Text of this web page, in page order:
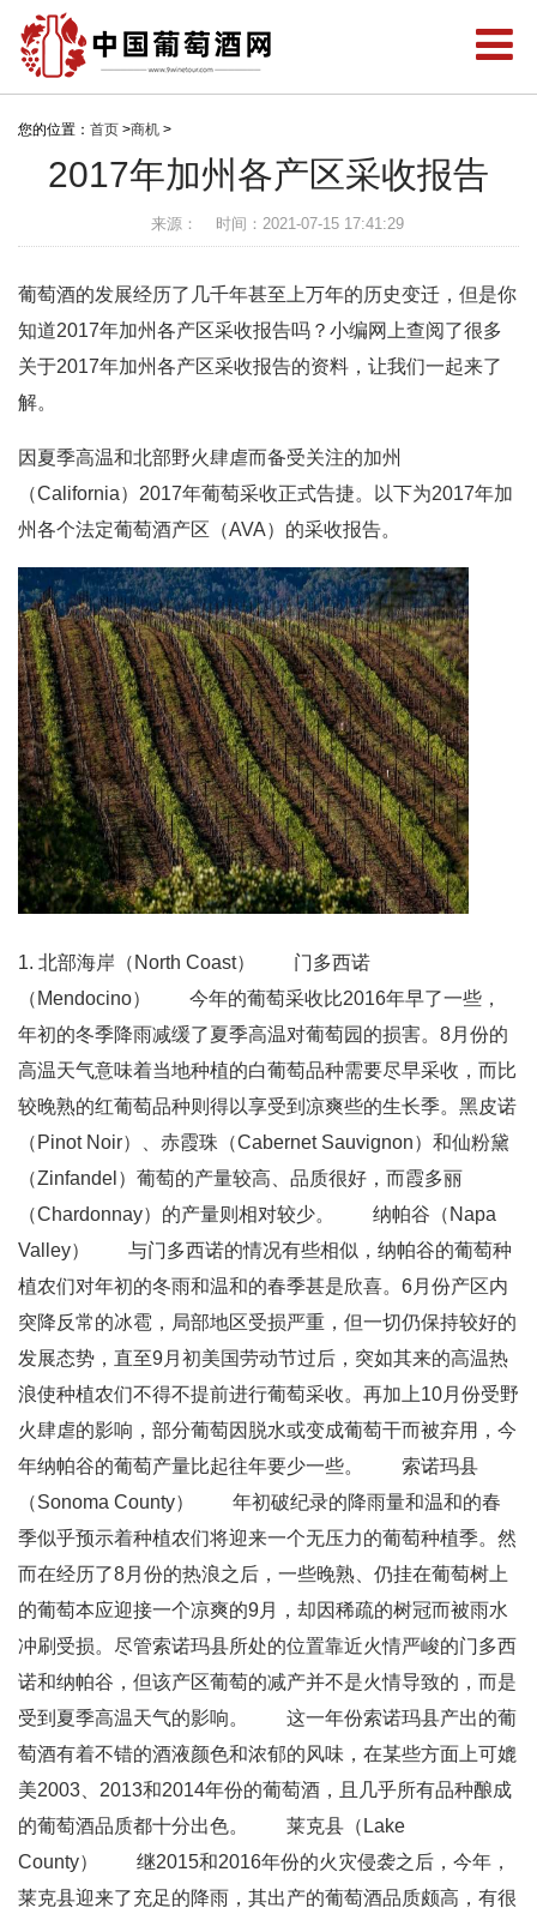
您的位置： 首页 >商机 >
2017年加州各产区采收报告
来源： 时间：2021-07-15 17:41:29
葡萄酒的发展经历了几千年甚至上万年的历史变迁，但是你
知道2017年加州各产区采收报告吗？小编网上查阅了很多
关于2017年加州各产区采收报告的资料，让我们一起来了
解。
因夏季高温和北部野火肆虐而备受关注的加州
（California）2017年葡萄采收正式告捷。以下为2017年加
州各个法定葡萄酒产区（AVA）的采收报告。
1. 北部海岸（North Coast） 门多西诺
（Mendocino） 今年的葡萄采收比2016年早了一些，
年初的冬季降雨减缓了夏季高温对葡萄园的损害。8月份的
高温天气意味着当地种植的白葡萄品种需要尽早采收，而比
较晚熟的红葡萄品种则得以享受到凉爽些的生长季。黑皮诺
（Pinot Noir）、赤霞珠（Cabernet Sauvignon）和仙粉黛
（Zinfandel）葡萄的产量较高、品质很好，而霞多丽
（Chardonnay）的产量则相对较少。 纳帕谷（Napa
Valley） 与门多西诺的情况有些相似，纳帕谷的葡萄种
植农们对年初的冬雨和温和的春季甚是欣喜。6月份产区内
突降反常的冰雹，局部地区受损严重，但一切仍保持较好的
发展态势，直至9月初美国劳动节过后，突如其来的高温热
浪使种植农们不得不提前进行葡萄采收。再加上10月份受野
火肆虐的影响，部分葡萄因脱水或变成葡萄干而被弃用，今
年纳帕谷的葡萄产量比起往年要少一些。 索诺玛县
（Sonoma County） 年初破纪录的降雨量和温和的春
季似乎预示着种植农们将迎来一个无压力的葡萄种植季。然
而在经历了8月份的热浪之后，一些晚熟、仍挂在葡萄树上
的葡萄本应迎接一个凉爽的9月，却因稀疏的树冠而被雨水
冲刷受损。尽管索诺玛县所处的位置靠近火情严峻的门多西
诺和纳帕谷，但该产区葡萄的减产并不是火情导致的，而是
受到夏季高温天气的影响。 这一年份索诺玛县产出的葡
萄酒有着不错的酒液颜色和浓郁的风味，在某些方面上可媲
美2003、2013和2014年份的葡萄酒，且几乎所有品种酿成
的葡萄酒品质都十分出色。 莱克县（Lake
County） 继2015和2016年份的火灾侵袭之后，今年，
莱克县迎来了充足的降雨，其出产的葡萄酒品质颇高，有很